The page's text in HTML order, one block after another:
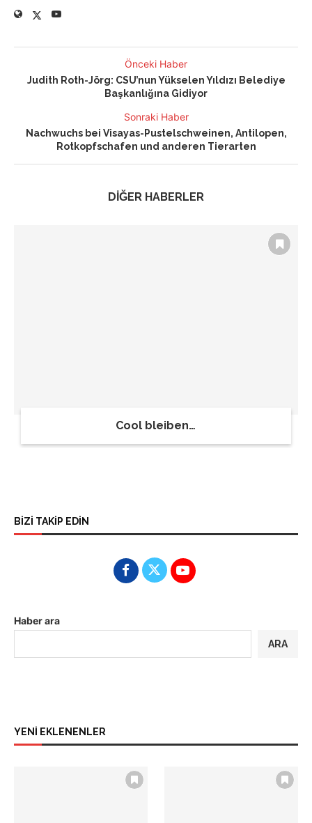
Önceki Haber
Judith Roth-Jörg: CSU’nun Yükselen Yıldızı Belediye
Başkanlığına Gidiyor
Sonraki Haber
Nachwuchs bei Visayas-Pustelschweinen, Antilopen,
Rotkopfschafen und anderen Tierarten
DİĞER HABERLER
Cool bleiben…
BİZİ TAKİP EDİN
Haber ara
ARA
YENİ EKLENENLER